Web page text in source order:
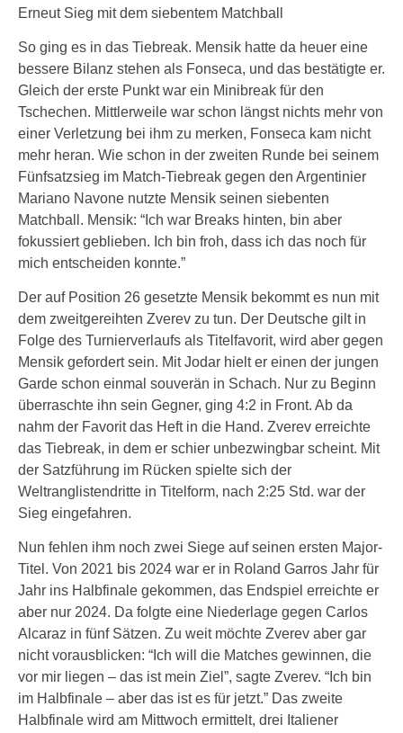
Erneut Sieg mit dem siebentem Matchball
So ging es in das Tiebreak. Mensik hatte da heuer eine
bessere Bilanz stehen als Fonseca, und das bestätigte er.
Gleich der erste Punkt war ein Minibreak für den
Tschechen. Mittlerweile war schon längst nichts mehr von
einer Verletzung bei ihm zu merken, Fonseca kam nicht
mehr heran. Wie schon in der zweiten Runde bei seinem
Fünfsatzsieg im Match-Tiebreak gegen den Argentinier
Mariano Navone nutzte Mensik seinen siebenten
Matchball. Mensik: “Ich war Breaks hinten, bin aber
fokussiert geblieben. Ich bin froh, dass ich das noch für
mich entscheiden konnte.”
Der auf Position 26 gesetzte Mensik bekommt es nun mit
dem zweitgereihten Zverev zu tun. Der Deutsche gilt in
Folge des Turnierverlaufs als Titelfavorit, wird aber gegen
Mensik gefordert sein. Mit Jodar hielt er einen der jungen
Garde schon einmal souverän in Schach. Nur zu Beginn
überraschte ihn sein Gegner, ging 4:2 in Front. Ab da
nahm der Favorit das Heft in die Hand. Zverev erreichte
das Tiebreak, in dem er schier unbezwingbar scheint. Mit
der Satzführung im Rücken spielte sich der
Weltranglistendritte in Titelform, nach 2:25 Std. war der
Sieg eingefahren.
Nun fehlen ihm noch zwei Siege auf seinen ersten Major-
Titel. Von 2021 bis 2024 war er in Roland Garros Jahr für
Jahr ins Halbfinale gekommen, das Endspiel erreichte er
aber nur 2024. Da folgte eine Niederlage gegen Carlos
Alcaraz in fünf Sätzen. Zu weit möchte Zverev aber gar
nicht vorausblicken: “Ich will die Matches gewinnen, die
vor mir liegen – das ist mein Ziel”, sagte Zverev. “Ich bin
im Halbfinale – aber das ist es für jetzt.” Das zweite
Halbfinale wird am Mittwoch ermittelt, drei Italiener